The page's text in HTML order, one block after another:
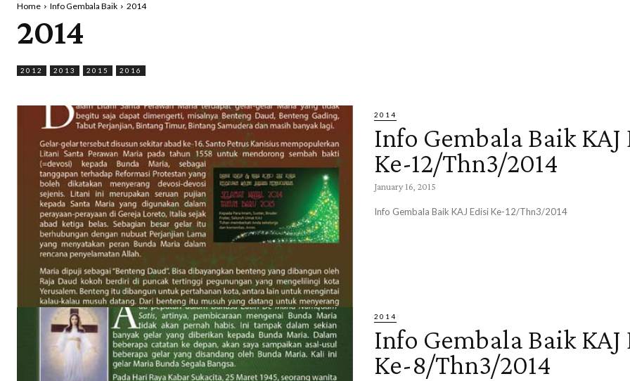
Home Info Gembala Baik 2014
2014
2012 2013 2015 2016
2014
Info Gembala Baik KAJ
Ke-12/Thn3/2014
January 16, 2015
Info Gembala Baik KAJ Edisi Ke-12/Thn3/2014
2014
Info Gembala Baik KAJ
Ke-8/Thn3/2014